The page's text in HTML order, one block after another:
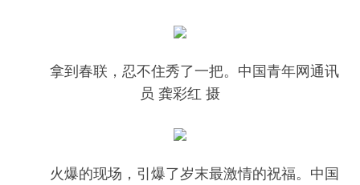
拿到春联，忍不住秀了一把。中国青年网通讯
员 龚彩红 摄
火爆的现场，引爆了岁末最激情的祝福。中国